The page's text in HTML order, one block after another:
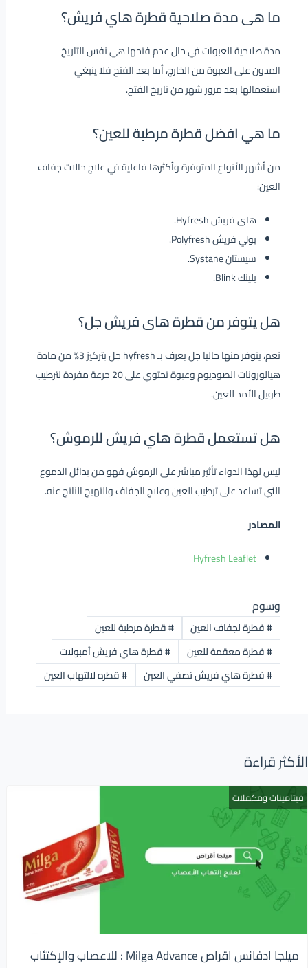
ما هى مدة صلاحية قطرة هاي فريش؟
مدة صلاحية العبوات في حال عدم فتحها هي نفس التاريخ
المدون على العبوة من الخارج، أما بعد الفتح فلا ينبغي
استعمالها بعد مرور شهر من تاريخ الفتح.
ما هي افضل قطرة مرطبة للعين؟
من أشهر الأنواع المتوفرة وأكثرها فاعلية في علاج حالات جفاف
العين:
هاى فريش Hyfresh.
بولي فريش Polyfresh.
سيستان Systane.
بلينك Blink.
هل يتوفر من قطرة هاى فريش جل؟
نعم، يتوفر منها حاليا جل يعرف بـ hyfresh جل بتركيز 3% من مادة
هيالورونات الصوديوم وعبوة تحتوي على 20 جرعة مفردة لترطيب
طويل الأمد للعين.
هل تستعمل قطرة هاي فريش للرموش؟
ليس لهذا الدواء تأثير مباشر على الرموش فهو من بدائل الدموع
التي تساعد على ترطيب العين وعلاج الجفاف والتهيج الناتج عنه.
المصادر
Hyfresh Leaflet
وسوم
#قطرة لجفاف العين #قطرة مرطبة للعين
#قطرة معقمة للعين #قطرة هاي فريش أمبولات
#قطرة هاي فريش تصفي العين #قطره لالتهاب العين
الأكثر قراءة
فيتامينات ومكملات
ميلجا ادفانس اقراص Milga Advance : للاعصاب والإكتئاب